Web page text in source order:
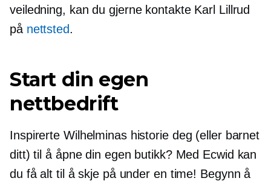
veiledning, kan du gjerne kontakte Karl Lillrud
på nettsted.
Start din egen
nettbedrift
Inspirerte Wilhelminas historie deg (eller barnet
ditt) til å åpne din egen butikk? Med Ecwid kan
du få alt til å skje på under en time! Begynn å